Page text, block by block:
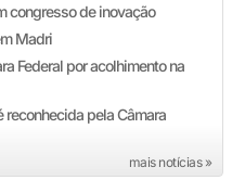
congresso de inovação
Madri
Federal por acolhimento na
reconhecida pela Câmara
mais notícias »